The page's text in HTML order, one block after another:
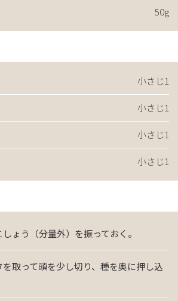
50g
小さじ1
小さじ1
小さじ1
小さじ1
ょう（分量外）を振っておく。
取って頭を少し切り、種を奥に押し込